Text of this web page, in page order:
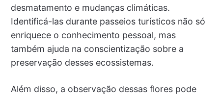
desmatamento e mudanças climáticas.
Identificá-las durante passeios turísticos não só
enriquece o conhecimento pessoal, mas
também ajuda na conscientização sobre a
preservação desses ecossistemas.
Além disso, a observação dessas flores pode